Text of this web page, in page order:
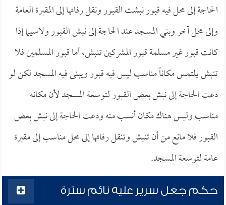
الحاجة إلى محل فيه قبور نبشت القبور ونقل رفاتها إلى المقبرة العامة
وإلى محل آخر وبني المسجد عند الحاجة إلى نبش القبور ولاسيما إذا
كانت قبور غير مسلمة قبور المشركين تنبش، أما قبور المسلمين فلا
تنبش يلتمس مكاناً مناسب ليس فيه قبور ويبنى فيه المسجد لكن لو
دعت الحاجة إلى نبش بعض القبور لتوسعة المسجد لأن مكانه
مناسب وليس هناك مكان أنسب منه ودعت الحاجة إلى نبش بعض
القبور فلا مانع من أن تنبش وتنقل رفاتها إلى محل مناسب إلى مقبرة
عامة لتوسعة المسجد.
حكم جعل سرير عليه نائم سترة